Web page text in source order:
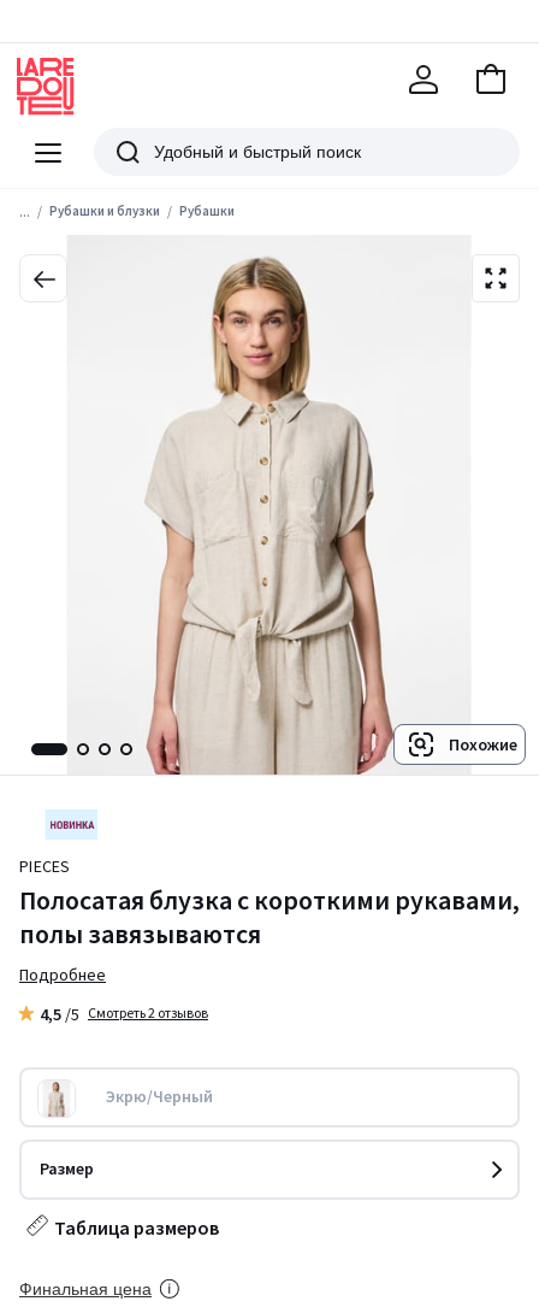
Меню
Redoute
Поиск
В
... Рубашки и блузки Рубашки
Похожие
PIECES
Полосатая блузка с короткими рукавами,
полы завязываются
Подробнее
4,5 /5 Смотреть 2 отзывов
Экрю/Черный
Размер
Таблица размеров
Финальная цена